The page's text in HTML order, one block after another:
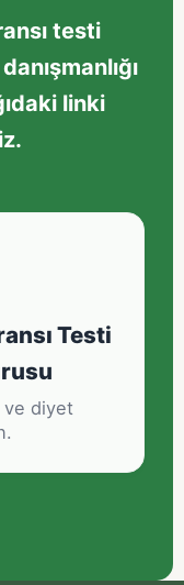
testi
linki
Testi
ve diyet